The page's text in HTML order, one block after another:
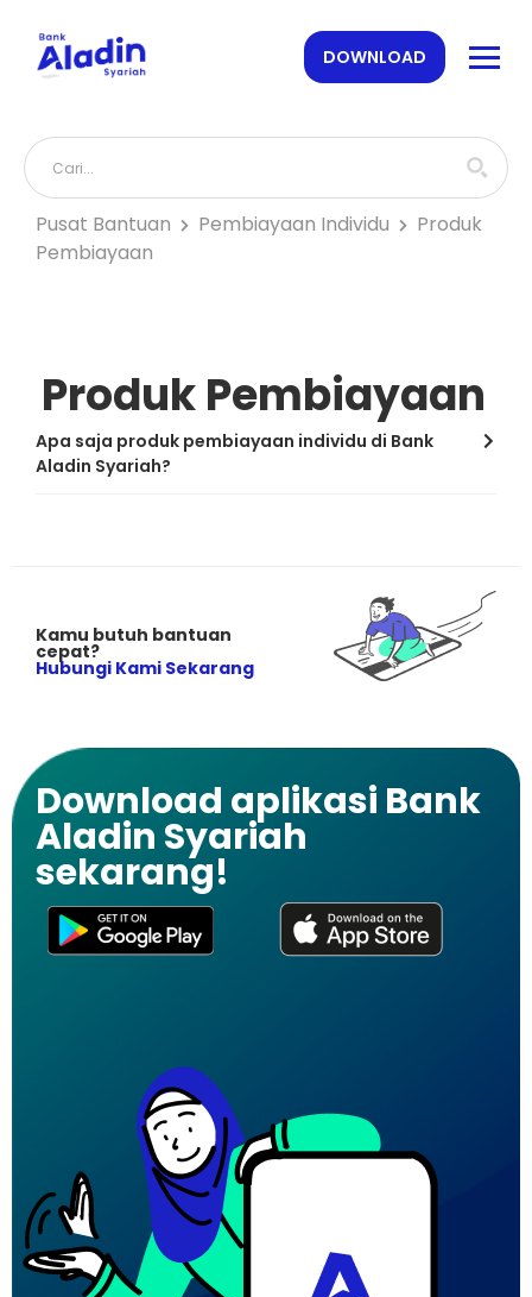
DOWNLOAD
Pusat Bantuan Pembiayaan Individu
Produk
Pembiayaan
Produk Pembiayaan
Apa saja produk pembiayaan individu di Bank
Aladin Syariah?
Kamu butuh bantuan
cepat?
Hubungi Kami Sekarang
Download aplikasi Bank
Aladin Syariah
sekarang!